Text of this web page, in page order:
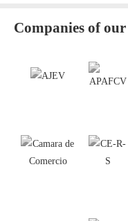
Companies of